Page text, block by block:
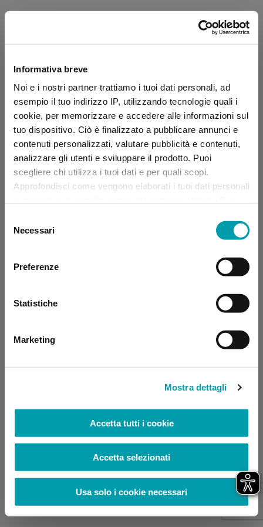
Informativa breve
Noi e i nostri partner trattiamo i tuoi dati personali, ad
esempio il tuo indirizzo IP, utilizzando tecnologie quali i
cookie, per memorizzare e accedere alle informazioni sul
tuo dispositivo. Ciò è finalizzato a pubblicare annunci e
contenuti personalizzati, valutare pubblicità e contenuti,
analizzare gli utenti e sviluppare il prodotto. Puoi
scegliere chi utilizza i tuoi dati e per quali scopi.
Approfondisci come vengono elaborati i tuoi dati personali
momento dalla Dichiarazione sui “
delNecessari
Preferenze
Statistiche
Marketing
Mostra dettagli
Accetta tutti i cookie
Accetta selezionati
Usa solo i cookie necessari
Application error: a client-side exception has occurred (see the
browser console for more information)